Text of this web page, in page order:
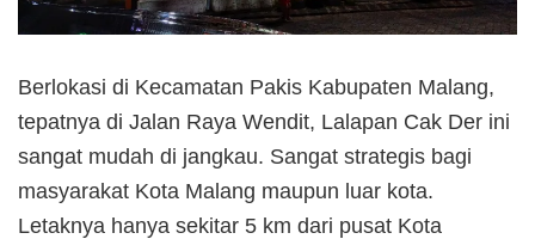
Berlokasi di Kecamatan Pakis Kabupaten Malang,
tepatnya di Jalan Raya Wendit, Lalapan Cak Der ini
sangat mudah di jangkau. Sangat strategis bagi
masyarakat Kota Malang maupun luar kota.
Letaknya hanya sekitar 5 km dari pusat Kota